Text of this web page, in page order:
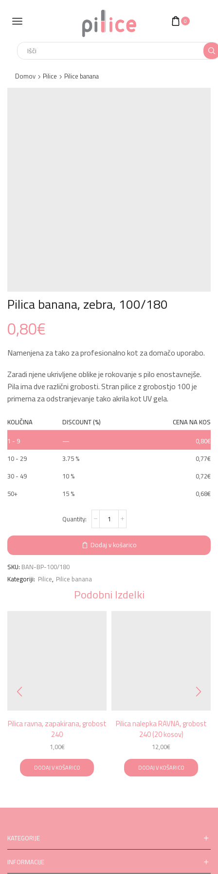
0
Domov Pilice Pilice banana
Pilica banana, zebra, 100/180
0,80€
Namenjena za tako za profesionalno kot za domačo uporabo.
Zaradi njene ukrivljene oblike je rokovanje s pilo enostavnejše.
Pila ima dve različni grobosti. Stran pilice z grobostjo 100 je
primerna za odstranjevanje tako akrila kot UV gela.
KOLIČINA DISCOUNT (%)
CENA NA KOS
1 - 9
— 0,80€
10 - 29
3.75 % 0,77€
30 - 49
10 % 0,72€
50+
15 % 0,68€
Pilica
banana,
zebra,
100/180
količina
Dodaj v košarico
SKU: BAN-BP-100/180
Kategoriji: Pilice, Pilice banana
Podobni Izdelki
Pilica ravna, zapakirana, grobost
240
1,00€
DODAJ V KOŠARICO
Pilica nalepka RAVNA, grobost
240 (20 kosov)
12,00€
DODAJ V KOŠARICO
KATEGORIJE
INFORMACIJE